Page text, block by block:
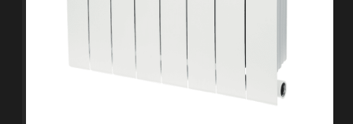
ООО «ТермоАльянс», РБ, 220062, г.
692071529, р/с BY38 ALFA 3012 2327
5000 2027 0000, в ЗАО «Альфа-Банк»,
код ALFABY2X, 220013 г. Минск, ул.